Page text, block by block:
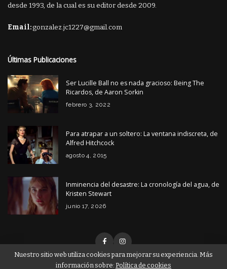
desde 1993, de la cual es su editor desde 2009.
Email:gonzalez.jc1227@gmail.com
Últimas Publicaciones
Ser Lucille Ball no es nada gracioso: Being The
Ricardos, de Aaron Sorkin
febrero 3, 2022
Para atrapar a un soltero: La ventana indiscreta, de
Alfred Hitchcock
agosto 4, 2015
Inminencia del desastre: La cronología del agua, de
Kristen Stewart
junio 17, 2026
Nuestro sitio web utiliza cookies para mejorar su experiencia. Más
información sobre: Política de cookies